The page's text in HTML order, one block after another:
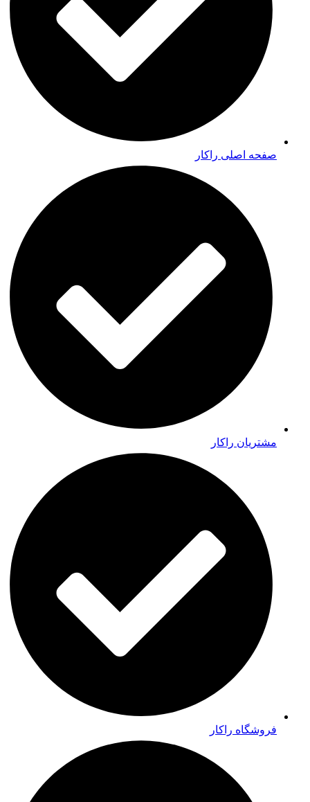
صفحه اصلی راکار
مشتریان راکار
فروشگاه راکار